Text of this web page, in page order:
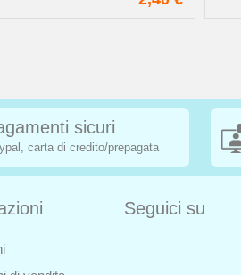
sicuri
carta di credito/prepagata
Seguici su